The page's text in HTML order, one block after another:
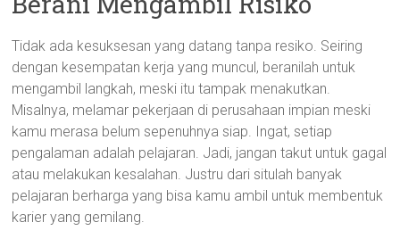
Tidak ada kesuksesan yang datang tanpa resiko. Seiring
dengan kesempatan kerja yang muncul, beranilah untuk
mengambil langkah, meski itu tampak menakutkan.
Misalnya, melamar pekerjaan di perusahaan impian meski
kamu merasa belum sepenuhnya siap. Ingat, setiap
pengalaman adalah pelajaran. Jadi, jangan takut untuk gagal
atau melakukan kesalahan. Justru dari situlah banyak
pelajaran berharga yang bisa kamu ambil untuk membentuk
karier yang gemilang.